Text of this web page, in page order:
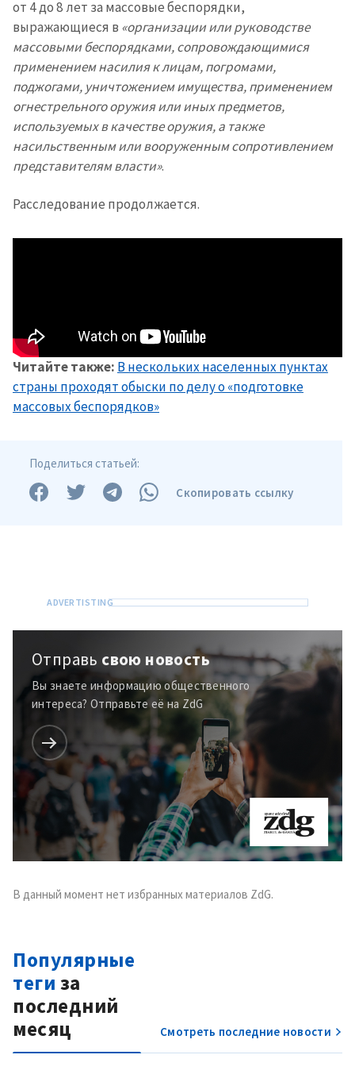
Отправить
информацию
О ZDG
în Română
от 4 до 8 лет за массовые беспорядки,
выражающиеся в «организации или руководстве
массовыми беспорядками, сопровождающимися
применением насилия к лицам, погромами,
поджогами, уничтожением имущества, применением
огнестрельного оружия или иных предметов,
используемых в качестве оружия, а также
насильственным или вооруженным сопротивлением
представителям власти».
Расследование продолжается.
Читайте также: В нескольких населенных пунктах
страны проходят обыски по делу о «подготовке
массовых беспорядков»
Поделиться статьей:
Скопировать ссылку
Отправь свою новость
Вы знаете информацию общественного
интереса? Отправьте её на ZdG
В данный момент нет избранных материалов ZdG.
Популярные
теги за
последний
месяц
Смотреть последние новости